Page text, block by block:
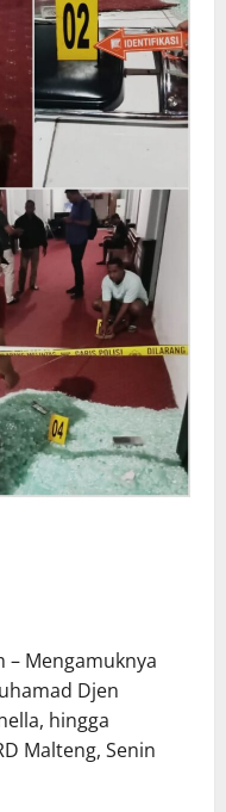
Mengamuknya
Djen
hingga
Malteng, Senin